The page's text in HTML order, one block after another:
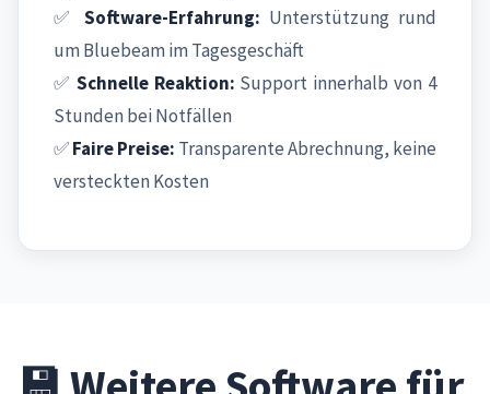
✅ Software-Erfahrung: Unterstützung rund
um Bluebeam im Tagesgeschäft
✅ Schnelle Reaktion: Support innerhalb von 4
Stunden bei Notfällen
✅Faire Preise: Transparente Abrechnung, keine
versteckten Kosten